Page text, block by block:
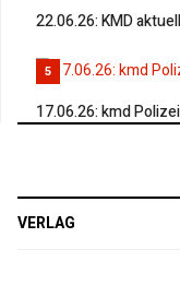
22.06.26: KMD
5
17.06.26: kmd
VERLAG